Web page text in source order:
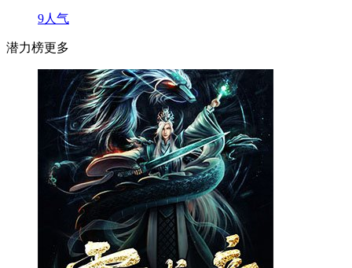
9人气
潜力榜更多